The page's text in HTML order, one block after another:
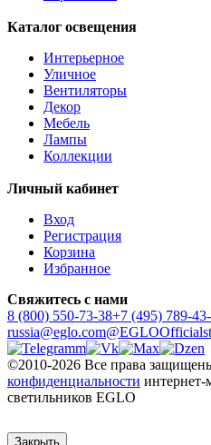
Каталог освещения
Интерьерное
Уличное
Вентиляторы
Декор
Мебель
Лампы
Коллекции
Личный кабинет
Вход
Регистрация
Корзина
Избранное
Свяжитесь с нами
8 (800) 550-73-38+7 (495) 789-43-
russia@eglo.com
©2010-2026 Все права
конфиденциальности интернет-
светильников EGLO
Закрыть